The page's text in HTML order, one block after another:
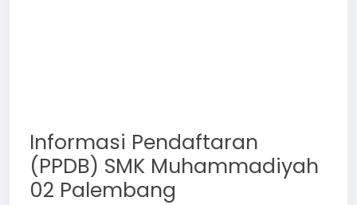
Informasi Pendaftaran
(PPDB) SMK Muhammadiyah
02 Palembang